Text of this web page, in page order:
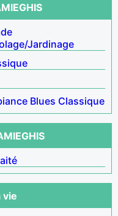
Jardinage
Blues Classique
vie